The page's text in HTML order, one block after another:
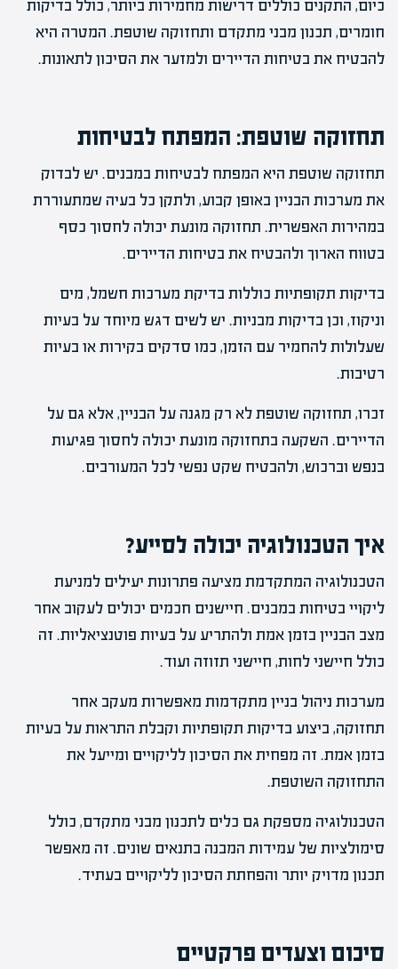
כיום, התקנים כוללים דרישות מחמירות ביותר, כולל בדיקות
חומרים, תכנון מבני מתקדם ותחזוקה שוטפת. המטרה היא
להבטיח את בטיחות הדיירים ולמזער את הסיכון לתאונות.
תחזוקה שוטפת: המפתח לבטיחות
תחזוקה שוטפת היא המפתח לבטיחות במבנים. יש לבדוק
את מערכות הבניין באופן קבוע, ולתקן כל בעיה שמתעוררת
במהירות האפשרית. תחזוקה מונעת יכולה לחסוך כסף
בטווח הארוך ולהבטיח את בטיחות הדיירים.
בדיקות תקופתיות כוללות בדיקת מערכות חשמל, מים
וניקוז, וכן בדיקות מבניות. יש לשים דגש מיוחד על בעיות
שעלולות להחמיר עם הזמן, כמו סדקים בקירות או בעיות
רטיבות.
זכרו, תחזוקה שוטפת לא רק מגנה על הבניין, אלא גם על
הדיירים. השקעה בתחזוקה מונעת יכולה לחסוך פגיעות
בנפש וברכוש, ולהבטיח שקט נפשי לכל המעורבים.
איך הטכנולוגיה יכולה לסייע?
הטכנולוגיה המתקדמת מציעה פתרונות יעילים למניעת
ליקויי בטיחות במבנים. חיישנים חכמים יכולים לעקוב אחר
מצב הבניין בזמן אמת ולהתריע על בעיות פוטנציאליות. זה
כולל חיישני לחות, חיישני תזוזה ועוד.
מערכות ניהול בניין מתקדמות מאפשרות מעקב אחר
תחזוקה, ביצוע בדיקות תקופתיות וקבלת התראות על בעיות
בזמן אמת. זה מפחית את הסיכון לליקויים ומייעל את
התחזוקה השוטפת.
הטכנולוגיה מספקת גם כלים לתכנון מבני מתקדם, כולל
סימולציות של עמידות המבנה בתנאים שונים. זה מאפשר
תכנון מדויק יותר והפחתת הסיכון לליקויים בעתיד.
סיכום וצעדים פרקטיים